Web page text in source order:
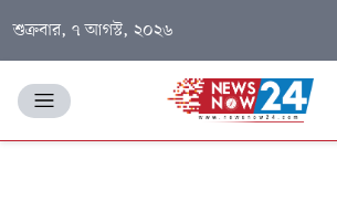
শুক্রবার, ৭ আগস্ট, ২০২৬